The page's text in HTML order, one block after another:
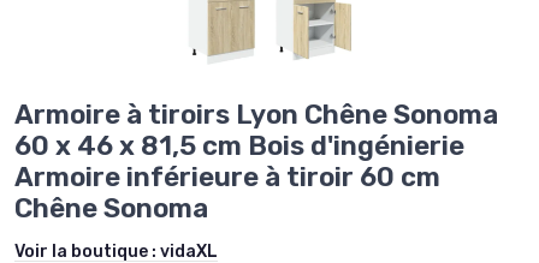
Armoire à tiroirs Lyon Chêne Sonoma
60 x 46 x 81,5 cm Bois d'ingénierie
Armoire inférieure à tiroir 60 cm
Chêne Sonoma
Voir la boutique : vidaXL